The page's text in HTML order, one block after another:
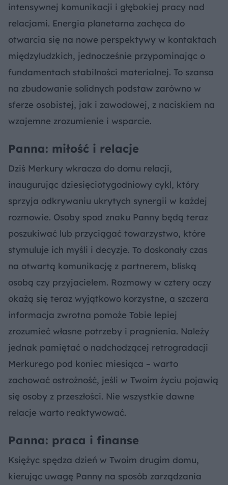
intensywnej komunikacji i głębokiej pracy nad
relacjami. Energia planetarna zachęca do
otwarcia się na nowe perspektywy w kontaktach
międzyludzkich, jednocześnie przypominając o
fundamentach stabilności materialnej. To szansa
na zbudowanie solidnych podstaw zarówno w
sferze osobistej, jak i zawodowej, z naciskiem na
wzajemne zrozumienie i wsparcie.
Panna: miłość i relacje
Dziś Merkury wkracza do domu relacji,
inaugurując dziesięciotygodniowy cykl, który
sprzyja odkrywaniu ukrytych synergii w każdej
rozmowie. Osoby spod znaku Panny będą teraz
poszukiwać lub przyciągać towarzystwo, które
stymuluje ich myśli i decyzje. To doskonały czas
na otwartą komunikację z partnerem, bliską
osobą czy przyjacielem. Rozmowy w cztery oczy
okażą się teraz wyjątkowo korzystne, a szczera
informacja zwrotna pomoże Tobie lepiej
zrozumieć własne potrzeby i pragnienia. Należy
jednak pamiętać o nadchodzącej retrogradacji
Merkurego pod koniec miesiąca – warto
zachować ostrożność, jeśli w Twoim życiu pojawią
się osoby z przeszłości. Nie wszystkie dawne
relacje warto reaktywować.
Panna: praca i finanse
Księżyc spędza dzień w Twoim drugim domu,
kierując uwagę Panny na sposób zarządzania